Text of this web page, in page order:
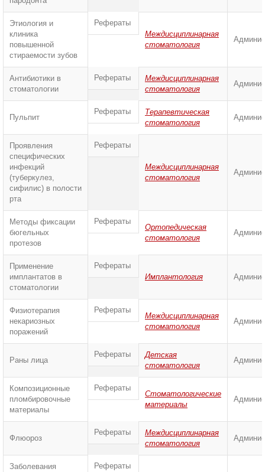
Этиология и
клиника
повышенной
стираемости зубов
Рефераты
Междисциплинарная
стоматология
Антибиотики в
стоматологии
Рефераты
Междисциплинарная
стоматология
Пульпит
Рефераты
Терапевтическая
стоматология
Проявления
специфических
инфекций
(туберкулез,
сифилис) в полости
рта
Рефераты
Междисциплинарная
стоматология
Методы фиксации
бюгельных
протезов
Рефераты
Ортопедическая
стоматология
Применение
имплантатов в
стоматологии
Рефераты
Имплантология
Физиотерапия
некариозных
поражений
Рефераты
Междисциплинарная
стоматология
Раны лица
Рефераты
Детская
стоматология
Композиционные
пломбировочные
материалы
Рефераты
Стоматологические
материалы
Флюороз
Рефераты
Междисциплинарная
стоматология
Заболевания
Рефераты